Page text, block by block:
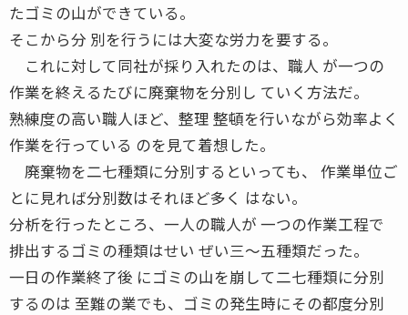
たゴミの山ができている。
そこから分 別を行うには大変な労力を要する。
これに対して同社が採り入れたのは、職人 が一つの
作業を終えるたびに廃棄物を分別し ていく方法だ。
熟練度の高い職人ほど、整理 整頓を行いながら効率よく
作業を行っている のを見て着想した。
廃棄物を二七種類に分別するといっても、 作業単位ご
とに見れば分別数はそれほど多く はない。
分析を行ったところ、一人の職人が 一つの作業工程で
排出するゴミの種類はせい ぜい三〜五種類だった。
一日の作業終了後 にゴミの山を崩して二七種類に分別
するのは 至難の業でも、ゴミの発生時にその都度分別